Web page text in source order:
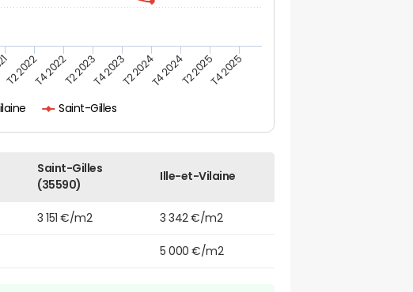
Saint-Gilles
T2 2022T4 2022T2 2023T4 2023T2 2024T4 2024T2 2025T4 2025
Saint-Gilles
(35590)
Ille-et-Vilaine
3 151 €/m2 3 342 €/m2
5 000 €/m2